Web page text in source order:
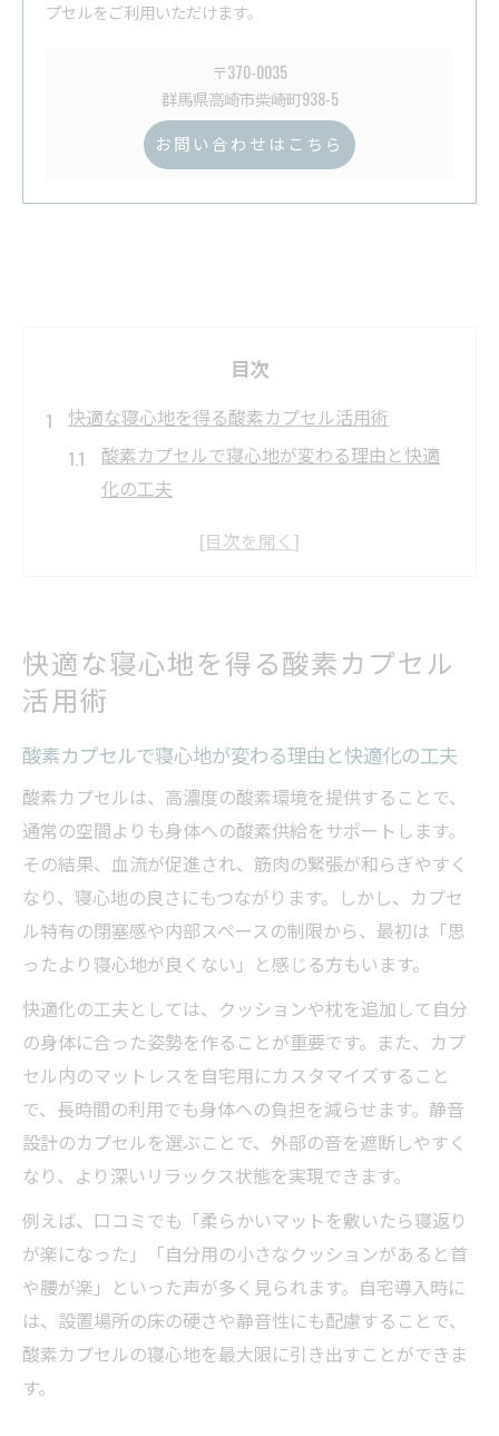
プセルをご利用いただけます。
〒370-0035
群馬県高崎市柴崎町938-5
お問い合わせはこちら
目次
快適な寝心地を得る酸素カプセル活用術
酸素カプセルで寝心地が変わる理由と快適
化の工夫
酸素カプセル内の姿勢と寝心地向上のコツ
初心者が酸素カプセルで快適に過ごすため
酸素カプセルで睡眠の質を上げる実践ポイ
深呼吸と酸素カプセルで心地よい睡眠へ導
く方法
酸素カプセルで寝付きを良くするための環
酸素カプセルの利用時間と質の高い睡眠の
関係
酸素カプセル利用後の快適な朝を迎えるコ
ツ
自宅で酸素カプセルを安全に使うためのポイン
酸素カプセルを自宅利用する際の注意点と
コツ
家庭用酸素カプセルで安心して寝心地向上
を目指す
快適な寝心地を得る酸素カプセル
活用術
酸素カプセルで寝心地が変わる理由と快適化の工夫
酸素カプセルは、高濃度の酸素環境を提供することで、
通常の空間よりも身体への酸素供給をサポートします。
その結果、血流が促進され、筋肉の緊張が和らぎやすく
なり、寝心地の良さにもつながります。しかし、カプセ
ル特有の閉塞感や内部スペースの制限から、最初は「思
ったより寝心地が良くない」と感じる方もいます。
快適化の工夫としては、クッションや枕を追加して自分
の身体に合った姿勢を作ることが重要です。また、カプ
セル内のマットレスを自宅用にカスタマイズすること
で、長時間の利用でも身体への負担を減らせます。静音
設計のカプセルを選ぶことで、外部の音を遮断しやすく
なり、より深いリラックス状態を実現できます。
例えば、口コミでも「柔らかいマットを敷いたら寝返り
が楽になった」「自分用の小さなクッションがあると首
や腰が楽」といった声が多く見られます。自宅導入時に
は、設置場所の床の硬さや静音性にも配慮することで、
酸素カプセルの寝心地を最大限に引き出すことができま
す。